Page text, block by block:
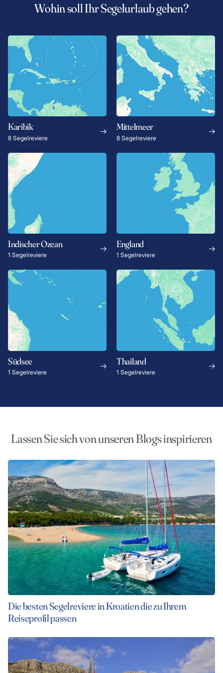
Wohin soll Ihr Segelurlaub gehen?
Karibik
8 Segelreviere
Mittelmeer
8 Segelreviere
Indischer Ozean
1 Segelreviere
England
1 Segelreviere
Südsee
1 Segelreviere
Thailand
1 Segelreviere
Lassen Sie sich von unseren Blogs inspirieren
Die besten Segelreviere in Kroatien die zu Ihrem
Reiseprofil passen